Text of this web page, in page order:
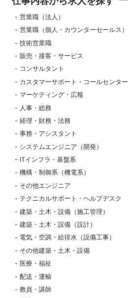
営業職（法人）
営業職（個人・カウンターセールス）
技術営業職
販売・接客・サービス
コンサルタント
カスタマーサポート・コールセンター
マーケティング・広報
人事・総務
経理・財務・法務
事務・アシスタント
システムエンジニア（開発）
ITインフラ・基盤系
機構・制御系（機電系）
その他エンジニア
テクニカルサポート・ヘルプデスク
建築・土木・設備（施工管理）
建築・土木・設備（設計）
電気・空調・給排水（設備工事）
その他建築・土木・設備
医療・福祉
配送・運輸
教員・講師